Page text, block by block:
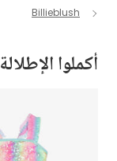
Billieblush
أكملوا الإطلالة